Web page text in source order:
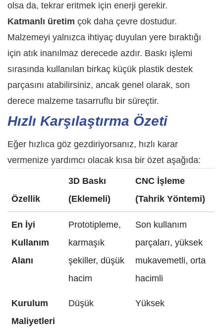
olsa da, tekrar eritmek için enerji gerekir.
Katmanlı üretim çok daha çevre dostudur.
Malzemeyi yalnızca ihtiyaç duyulan yere bıraktığı
için atık inanılmaz derecede azdır. Baskı işlemi
sırasında kullanılan birkaç küçük plastik destek
parçasını atabilirsiniz, ancak genel olarak, son
derece malzeme tasarruflu bir süreçtir.
Hızlı Karşılaştırma Özeti
Eğer hızlıca göz gezdiriyorsanız, hızlı karar
vermenize yardımcı olacak kısa bir özet aşağıda:
Özellik
3D Baskı
(Eklemeli)
CNC İşleme
(Tahrik Yöntemi)
En İyi
Kullanım
Alanı
Prototipleme,
karmaşık
şekiller, düşük
hacim
Son kullanım
parçaları, yüksek
mukavemetli, orta
hacimli
Kurulum
Maliyetleri
Düşük Yüksek